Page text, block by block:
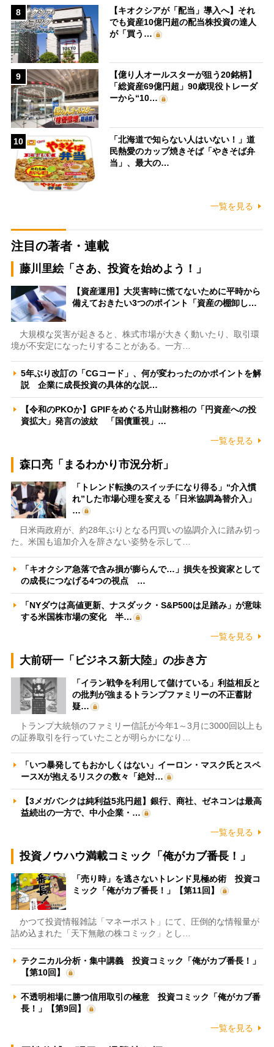
8
【キオクシアが「配当」導入へ】それ
でも資産10億円超の配当株投資の達人
が「買う…
9
【億り人オールスターが狙う20銘柄】
「総資産69億円超」90歳現役トレーダ
ーから“10…
10
「北海道で知らない人はいない！」道
民熱愛のカップ焼きそば「やきそば弁
当」、最大の…
一覧を見る
注目の著者・連載
藤川里絵「さあ、投資を始めよう！」
【資産運用】大災害時に慌てないために平時から
備えておきたい3つのポイント「資産の棚卸し…
大規模な災害が起きると、株式市場が大きく動いたり、取引環
境が不安定になったりすることがある。一方…
5年ぶり改訂の「CGコード」、何が変わったのかポイントを解
説 企業に成長投資の具体的な説…
【令和のPKOか】GPIFをめぐる片山財務相の「円資産への投
資拡大」発言の波紋 「国債重視」…
一覧を見る
森口亮「まるわかり市況分析」
「トレンド転換のスイッチになり得る」“介入慣
れ”した市場心理を変える「日米協調為替介入」
…
日米両政府が、約28年ぶりとなる円買いの協調介入に踏み切っ
た。米国も追加介入を辞さない姿勢を示して…
「キオクシア急落で含み損が膨らんで…」損失を投資家として
の成長につなげる4つの視点 …
「NYダウは高値更新、ナスダック・S&P500は足踏み」が意味
する米国株市場の変化 半…
一覧を見る
大前研一「ビジネス新大陸」の歩き方
「イラン戦争を利用して儲けている」利益相反と
の批判が強まるトランプファミリーの不正蓄財
疑…
トランプ大統領のファミリー信託が今年1～3月に3000回以上も
の証券取引を行っていたことが明らかになり…
「いつ暴発してもおかしくはない」イーロン・マスク氏とスペ
ースXが抱えるリスクの数々「絶対…
【3メガバンクは純利益5兆円超】銀行、商社、ゼネコンは最高
益続出の一方で、中小企業・…
一覧を見る
投資ノウハウ満載コミック「俺がカブ番長！」
「売り時」を逃さないトレンド見極め術 投資コ
ミック「俺がカブ番長！」【第11回】
かつて投資情報雑誌「マネーポスト」にて、圧倒的な情報量が
詰め込まれた「天下無敵の株コミック」とし…
テクニカル分析・集中講義 投資コミック「俺がカブ番長！」
【第10回】
不透明相場に勝つ信用取引の極意 投資コミック「俺がカブ番
長！」【第9回】
一覧を見る